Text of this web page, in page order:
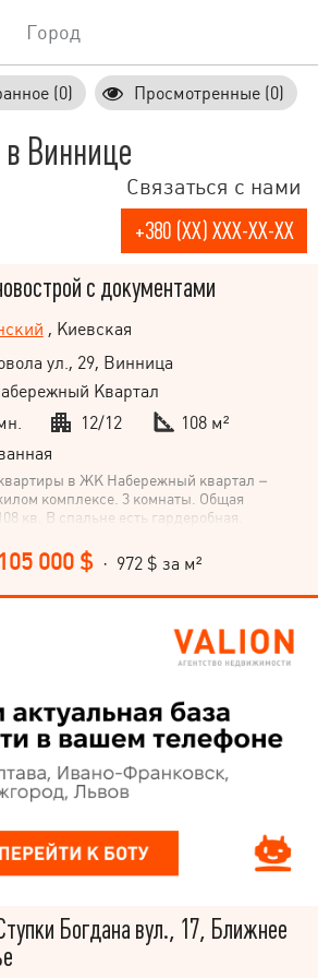
Город
(0) Просмотренные (0)
Виннице
Связаться с нами
+380 (XX) XXX-XX-XX
с документами
, Киевская
ул., 29, Винница
Квартал
12/12
108 м²
в ЖК Набережный квартал –
комплексе. 3 комнаты. Общая
кв. В спальне есть гардеробная.
уже вторичный рынок. Подходит под є
000 $· 972 $ за м²
Богдана вул., 17, Ближнее